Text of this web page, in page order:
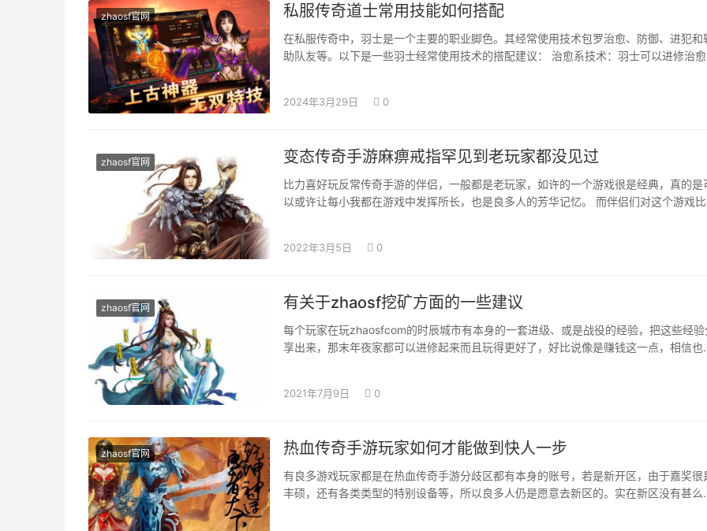
zhaosf官网 私服传奇道士常用技能如何搭配
在私服传奇中，羽士是一个主要的职业脚色。其经常使用技术包罗治愈、防御、进犯和
助队友等。以下是一些羽士经常使用技术的搭配建议： 治愈系技术：羽士可以进修治
2024年3月29日 0
zhaosf官网 变态传奇手游麻痹戒指罕见到老玩家都没见过
比力喜好玩反常传奇手游的伴侣，一般都是老玩家，如许的一个游戏很是经典，真的是
以或许让每小我都在游戏中发挥所长，也是良多人的芳华记忆。 而伴侣们对这个游戏
2022年3月5日 0
zhaosf官网 有关于zhaosf挖矿方面的一些建议
每个玩家在玩zhaosfcom的时辰城市有本身的一套进级、或是战役的经验，把这些经验
享出来，那末年夜家都可以进修起来而且玩得更好了，好比说像是赚钱这一点，相信也
2021年7月9日 0
zhaosf官网 热血传奇手游玩家如何才能做到快人一步
有良多游戏玩家都是在热血传奇手游分歧区都有本身的账号，若是新开区，由于嘉奖很
丰硕，还有各类类型的特别设备等，所以良多人仍是愿意去新区的。实在新区没有甚么